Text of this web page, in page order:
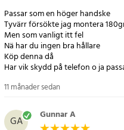
- Monteras utan åverkan med
- Inkluderar monteringsfäste,
- Justerbar bredd: ca 5–9,5
smartphones
- Material: plast med mjuk
- Färg: Svart
Passar som en höger handske
Tyvärr försökte jag montera
Men som vanligt itt fel
Nä har du ingen bra hållare
Köp denna då
Har vik skydd på telefon o ja
11 månader sedan
GA Gunnar A